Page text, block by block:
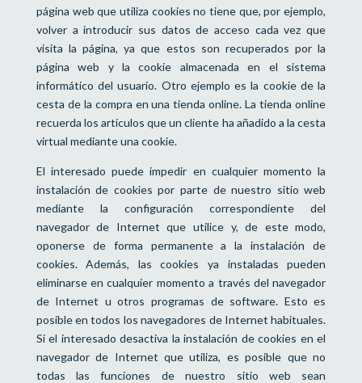
página web que utiliza cookies no tiene que, por ejemplo,
volver a introducir sus datos de acceso cada vez que
visita la página, ya que estos son recuperados por la
página web y la cookie almacenada en el sistema
informático del usuario. Otro ejemplo es la cookie de la
cesta de la compra en una tienda online. La tienda online
recuerda los artículos que un cliente ha añadido a la cesta
virtual mediante una cookie.
El interesado puede impedir en cualquier momento la
instalación de cookies por parte de nuestro sitio web
mediante la configuración correspondiente del
navegador de Internet que utilice y, de este modo,
oponerse de forma permanente a la instalación de
cookies. Además, las cookies ya instaladas pueden
eliminarse en cualquier momento a través del navegador
de Internet u otros programas de software. Esto es
posible en todos los navegadores de Internet habituales.
Si el interesado desactiva la instalación de cookies en el
navegador de Internet que utiliza, es posible que no
todas las funciones de nuestro sitio web sean